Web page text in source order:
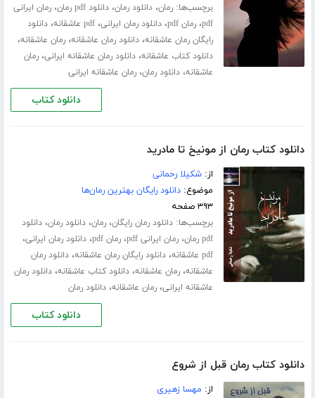
برچسب‌ها:رمان،دانلود رمان،دانلود pdf رمان ،رمان ایرانی
pdf،رمان pdf ،دانلود رمان ایرانی،pdf عاشقانه ،دانلود
رایگان رمان عاشقانه،دانلود رمان عاشقانه،رمان عاشقانه،
دانلود کتاب عاشقانه،دانلود رمان عاشقانه ایرانی،رمان
عاشقانه،دانلود رمان،رمان عاشقانه ایرانی
دانلود کتاب
دانلود کتاب رمان از مونیخ تا مادرید
از:شکیلا رحمانی
موضوع:دانلود رایگان بهترین رمان‌ها
۳۹۳ صفحه
برچسب‌ها:دانلود رمان رایگان،رمان،دانلود رمان،دانلود
pdf رمان
،رمان ایرانی pdf ،رمان pdf ،دانلود رمان ایرانی،
pdf عاشقانه ،دانلود رایگان رمان عاشقانه،دانلود رمان
عاشقانه،رمان عاشقانه،دانلود کتاب عاشقانه،دانلود رمان
عاشقانه ایرانی،رمان عاشقانه،دانلود رمان
دانلود کتاب
دانلود کتاب رمان قبل از شروع
از: مهسا زهیری